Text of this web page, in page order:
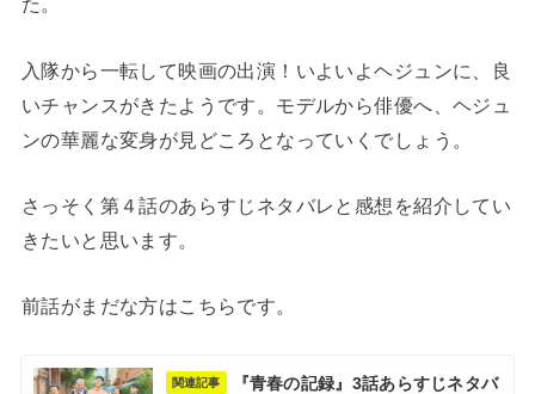
入隊から一転して映画の出演！いよいよヘジュンに、良
いチャンスがきたようです。モデルから俳優へ、ヘジュ
ンの華麗な変身が見どころとなっていくでしょう。
さっそく第４話のあらすじネタバレと感想を紹介してい
きたいと思います。
前話がまだな方はこちらです。
関連記事
『青春の記録』3話あらすじネタバ